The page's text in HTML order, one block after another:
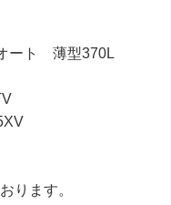
ート 薄型370L
ります。